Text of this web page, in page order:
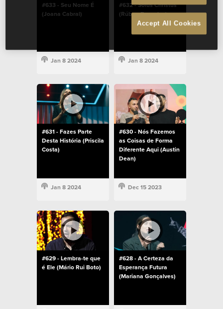
#633 - Seu Nome É
(Joana Cabral)
Jan 8 2024
#632 - Solus Christus
(Rúben Barradas)
Jan 8 2024
#631 - Fazes Parte
Desta História (Priscila
Costa)
Jan 8 2024
#630 - Nós Fazemos
as Coisas de Forma
Diferente Aqui (Austin
Dean)
Dec 15 2023
#629 - Lembra-te que
é Ele (Mário Rui Boto)
#628 - A Certeza da
Esperança Futura
(Mariana Gonçalves)
Accept All Cookies